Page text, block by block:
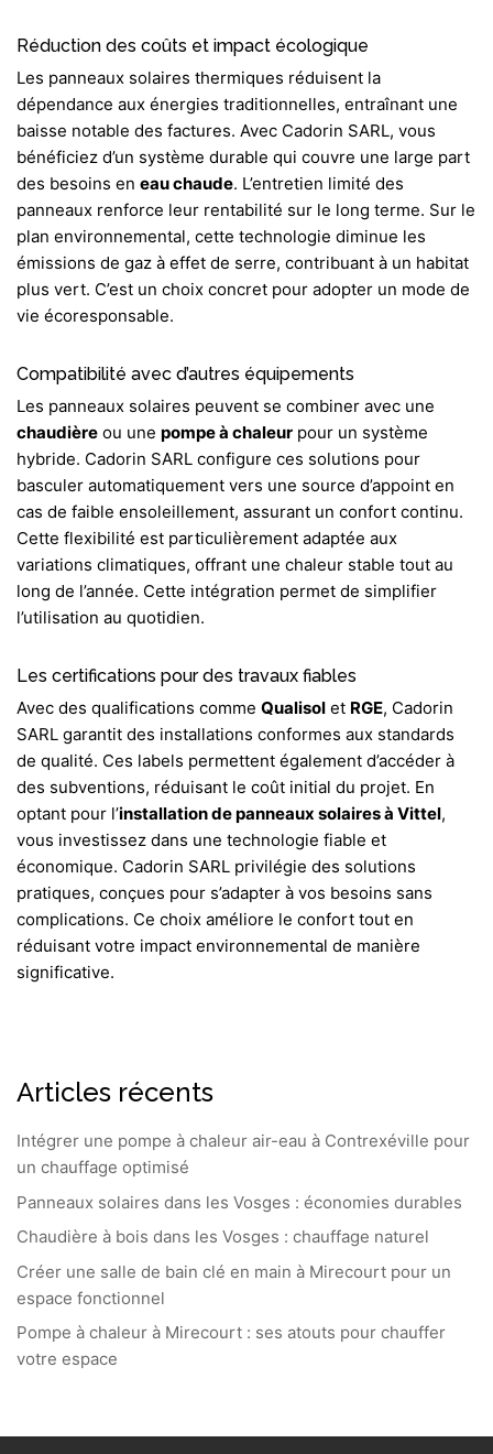
Réduction des coûts et impact écologique
Les panneaux solaires thermiques réduisent la
dépendance aux énergies traditionnelles, entraînant une
baisse notable des factures. Avec Cadorin SARL, vous
bénéficiez d’un système durable qui couvre une large part
des besoins en eau chaude. L’entretien limité des
panneaux renforce leur rentabilité sur le long terme. Sur le
plan environnemental, cette technologie diminue les
émissions de gaz à effet de serre, contribuant à un habitat
plus vert. C’est un choix concret pour adopter un mode de
vie écoresponsable.
Compatibilité avec d’autres équipements
Les panneaux solaires peuvent se combiner avec une
chaudière ou une pompe à chaleur pour un système
hybride. Cadorin SARL configure ces solutions pour
basculer automatiquement vers une source d’appoint en
cas de faible ensoleillement, assurant un confort continu.
Cette flexibilité est particulièrement adaptée aux
variations climatiques, offrant une chaleur stable tout au
long de l’année. Cette intégration permet de simplifier
l’utilisation au quotidien.
Les certifications pour des travaux fiables
Avec des qualifications comme Qualisol et RGE, Cadorin
SARL garantit des installations conformes aux standards
de qualité. Ces labels permettent également d’accéder à
des subventions, réduisant le coût initial du projet. En
optant pour l’installation de panneaux solaires à Vittel,
vous investissez dans une technologie fiable et
économique. Cadorin SARL privilégie des solutions
pratiques, conçues pour s’adapter à vos besoins sans
complications. Ce choix améliore le confort tout en
réduisant votre impact environnemental de manière
significative.
Articles récents
Intégrer une pompe à chaleur air-eau à Contrexéville pour
un chauffage optimisé
Panneaux solaires dans les Vosges : économies durables
Chaudière à bois dans les Vosges : chauffage naturel
Créer une salle de bain clé en main à Mirecourt pour un
espace fonctionnel
Pompe à chaleur à Mirecourt : ses atouts pour chauffer
votre espace